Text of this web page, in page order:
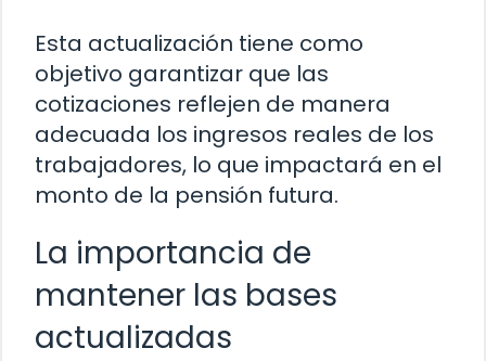
Esta actualización tiene como
objetivo garantizar que las
cotizaciones reflejen de manera
adecuada los ingresos reales de los
trabajadores, lo que impactará en el
monto de la pensión futura.
La importancia de
mantener las bases
actualizadas